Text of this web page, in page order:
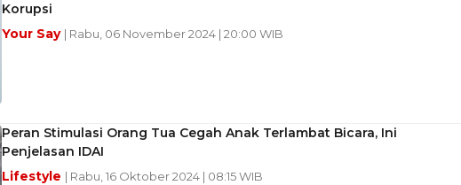
Korupsi
Your Say | Rabu, 06 November 2024 | 20:00 WIB
Peran Stimulasi Orang Tua Cegah Anak Terlambat Bicara, Ini
Penjelasan IDAI
Lifestyle | Rabu, 16 Oktober 2024 | 08:15 WIB